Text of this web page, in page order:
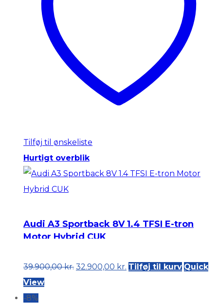
Tilføj til ønskeliste
Hurtigt overblik
Audi A3 Sportback 8V 1.4 TFSI E-tron
Motor Hybrid CUK
39.900,00kr. Original
32.900,00 kr. Current
Tilføj til kurv Quick
View
-8%